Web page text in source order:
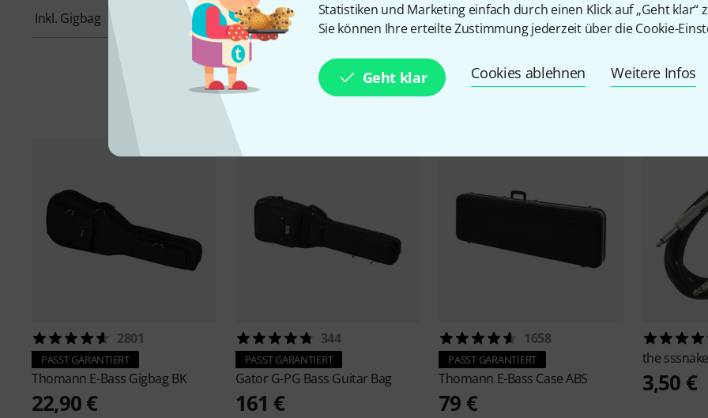
Statistiken und Marketing einfach durch einen Klick auf „Geht klar“
Sie können Ihre erteilte Zustimmung jederzeit über die Cookie-
Geht klar Cookies ablehnen Weitere Infos
Inkl. Gigbag Nein
Zubehör & passende Artikel
2801
PASST GARANTIERT
Thomann E-Bass Gigbag BK
22,90 €
344
PASST GARANTIERT
Gator G-PG Bass Guitar Bag
161 €
1658
PASST GARANTIERT
Thomann E-Bass Case ABS
79 €
the sssnake
3,50 €